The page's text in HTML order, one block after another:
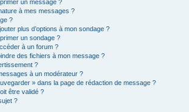
un message ?
à mes messages ?
?
plus d’options à mon sondage ?
un sondage ?
à un forum ?
des fichiers à mon message ?
?
à un modérateur ?
» dans la page de rédaction de message ?
être validé ?
?